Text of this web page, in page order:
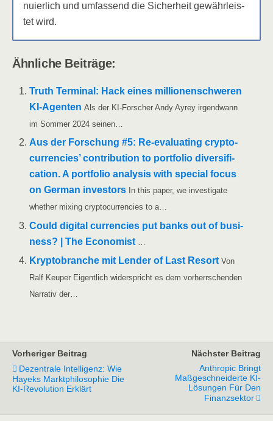
nu­ier­lich und umfas­send die Sicher­heit gewähr­leis­
tet wird.
Ähn­li­che Beiträge:
Truth Ter­mi­nal: Hack eines mil­lio­nen­schwe­ren
KI-Agen­ten Als der KI-For­­scher Andy Ayrey irgend­wann
im Som­mer 2024 seinen…
Aus der For­schung #5: Re-eva­lua­­ting cryp­to­
cur­ren­ci­es’ con­tri­bu­ti­on to port­fo­lio diver­si­fi­
ca­ti­on. A port­fo­lio ana­ly­sis with spe­cial focus
on Ger­man inves­tors In this paper, we inves­ti­ga­te
whe­ther mixing cryp­to­cur­ren­ci­es to a…
Could digi­tal cur­ren­ci­es put banks out of busi­
ness? | The Eco­no­mist
Kryp­to­bran­che mit Len­der of Last Resort Von
Ralf Keu­per Eigent­lich wider­spricht es dem vor­herr­schen­den
Nar­ra­tiv der…
Vorheriger Beitrag
Dezentrale Intelligenz: Wie
Hayeks Marktphilosophie Die
KI-Revolution Erklärt
Nächster Beitrag
Anthropic Bringt
Maßgeschneiderte KI-
Lösungen Für Den
Finanzsektor